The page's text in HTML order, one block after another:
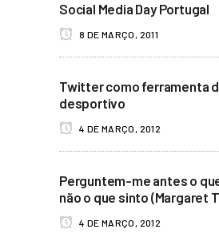
Social Media Day Portugal
8 DE MARÇO, 2011
Twitter como ferramenta
desportivo
4 DE MARÇO, 2012
Perguntem-me antes o
não o que sinto (Margaret
4 DE MARÇO, 2012